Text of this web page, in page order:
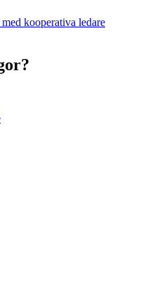
kooperativa ledare